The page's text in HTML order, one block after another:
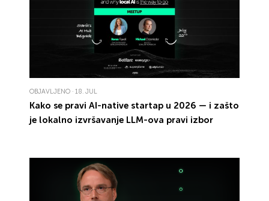
OBJAVLJENO · 18. JUL
Kako se praviAI-native startap u 2026 — i zašto
je lokalno izvršavanje LLM-ova pravi izbor